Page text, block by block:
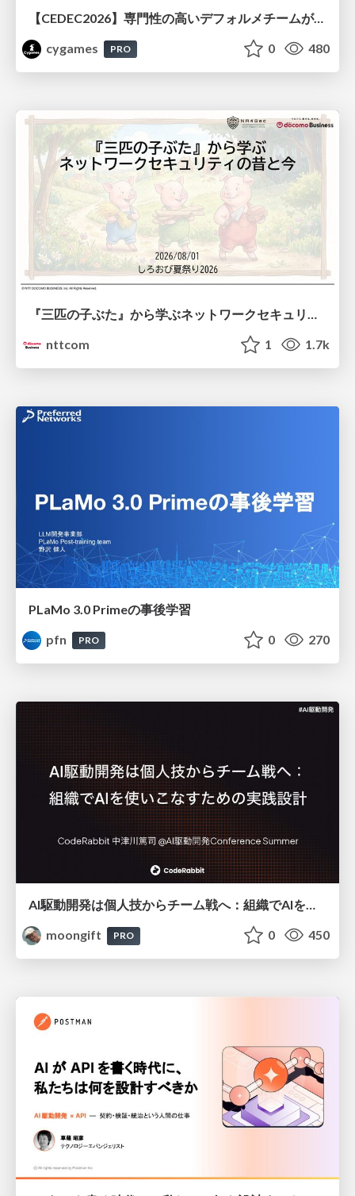
【CEDEC2026】専門性の高いデフォルメチームが挑んだ人材育成戦略 〜Cygames Academiaの企画から実施まで〜
cygames
PRO 0 480
nttcom
1 1.7k
PLaMo 3.0 Primeの事後学習
pfn
PRO 0 270
AI駆動開発は個人技からチーム戦へ：組織でAIを使いこなすための実践設計
moongift
PRO 0 450